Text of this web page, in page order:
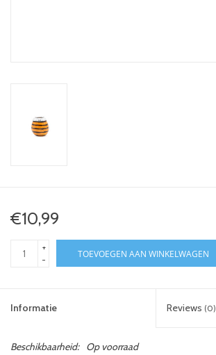
€10,99
+
-
TOEVOEGEN AAN WINKELWAGEN
Informatie Reviews (0)
Beschikbaarheid: Op voorraad